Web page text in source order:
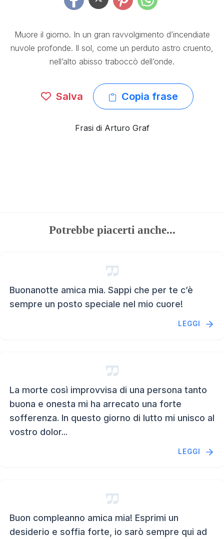
Muore il giorno. In un gran ravvolgimento d’incendiate
nuvole profonde. Il sol, come un perduto astro cruento,
nell’alto abisso traboccò dell’onde.
Salva Copia frase
Frasi di Arturo Graf
Potrebbe piacerti anche...
Buonanotte amica mia. Sappi che per te c’è
sempre un posto speciale nel mio cuore!
LEGGI
La morte così improvvisa di una persona tanto
buona e onesta mi ha arrecato una forte
sofferenza. In questo giorno di lutto mi unisco al
vostro dolor...
LEGGI
Buon compleanno amica mia! Esprimi un
desiderio e soffia forte, io sarò sempre qui ad